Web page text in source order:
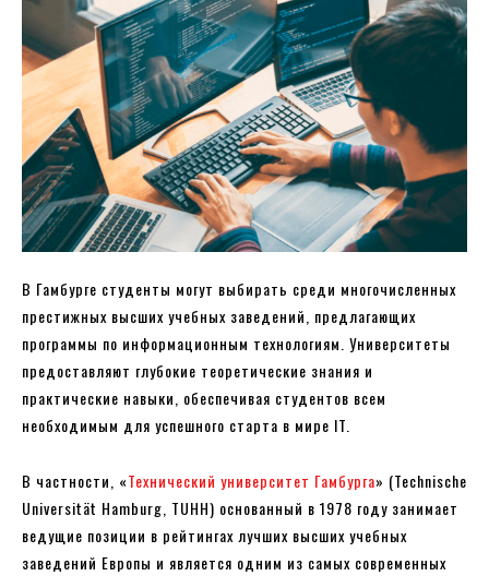
В Гамбурге студенты могут выбирать среди многочисленных
престижных высших учебных заведений, предлагающих
программы по информационным технологиям. Университеты
предоставляют глубокие теоретические знания и
практические навыки, обеспечивая студентов всем
необходимым для успешного старта в мире IT.
В частности, «Технический университет Гамбурга» (Technische
Universität Hamburg, TUHH) основанный в 1978 году занимает
ведущие позиции в рейтингах лучших высших учебных
заведений Европы и является одним из самых современных